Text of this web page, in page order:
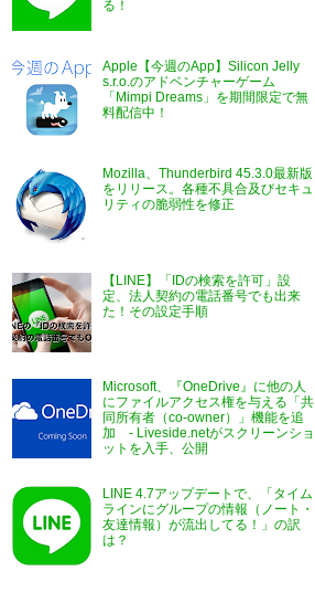
る！
Apple【今週のApp】Silicon Jelly
s.r.o.のアドベンチャーゲーム
「Mimpi Dreams」を期間限定で無
料配信中！
Mozilla、Thunderbird 45.3.0最新版
をリリース。各種不具合及びセキュ
リティの脆弱性を修正
【LINE】「IDの検索を許可」設
定、法人契約の電話番号でも出来
た！その設定手順
Microsoft、『OneDrive』に他の人
にファイルアクセス権を与える「共
同所有者（co-owner）」機能を追
加 - Liveside.netがスクリーンショ
ットを入手、公開
LINE 4.7アップデートで、「タイム
ラインにグループの情報（ノート・
友達情報）が流出してる！」の訳
は？